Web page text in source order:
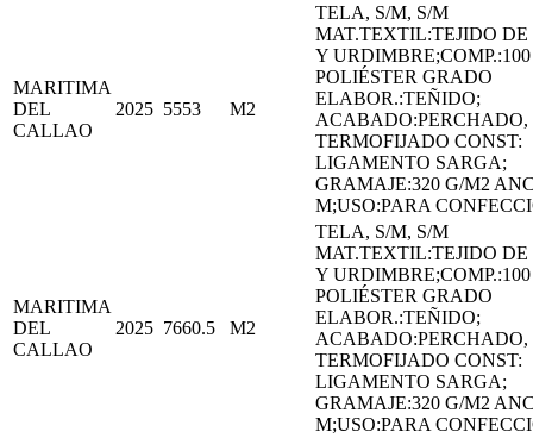
MARITIMA
DEL
CALLAO
2025 5553 M2
TELA, S/M, S/M
MAT.TEXTIL:TEJIDO
Y URDIMBRE;COMP.:100
POLIÉSTER GRADO
ELABOR.:TEÑIDO;
ACABADO:PERCHADO,
TERMOFIJADO CONST:
LIGAMENTO SARGA;
GRAMAJE:320 G/M2
M;USO:PARA
MARITIMA
DEL
CALLAO
2025 7660.5 M2
TELA, S/M, S/M
MAT.TEXTIL:TEJIDO
Y URDIMBRE;COMP.:100
POLIÉSTER GRADO
ELABOR.:TEÑIDO;
ACABADO:PERCHADO,
TERMOFIJADO CONST:
LIGAMENTO SARGA;
GRAMAJE:320 G/M2
M;USO:PARA